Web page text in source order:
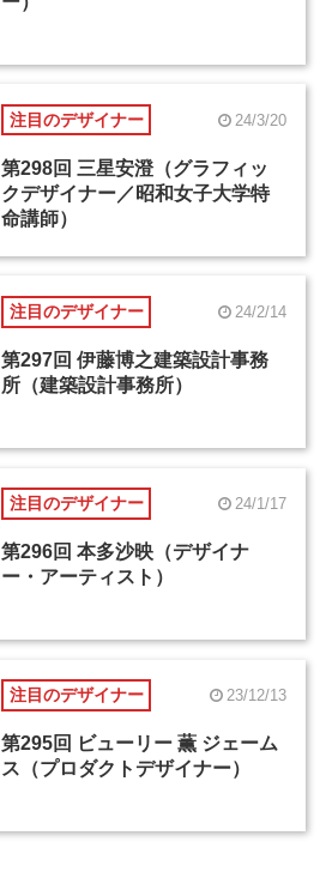
注目のデザイナー 24/3/20
第298回 三星安澄（グラフィッ
クデザイナー／昭和女子大学特
命講師）
注目のデザイナー 24/2/14
第297回 伊藤博之建築設計事務
所（建築設計事務所）
注目のデザイナー 24/1/17
第296回 本多沙映（デザイナ
ー・アーティスト）
注目のデザイナー 23/12/13
第295回 ビューリー 薫 ジェーム
ス（プロダクトデザイナー）